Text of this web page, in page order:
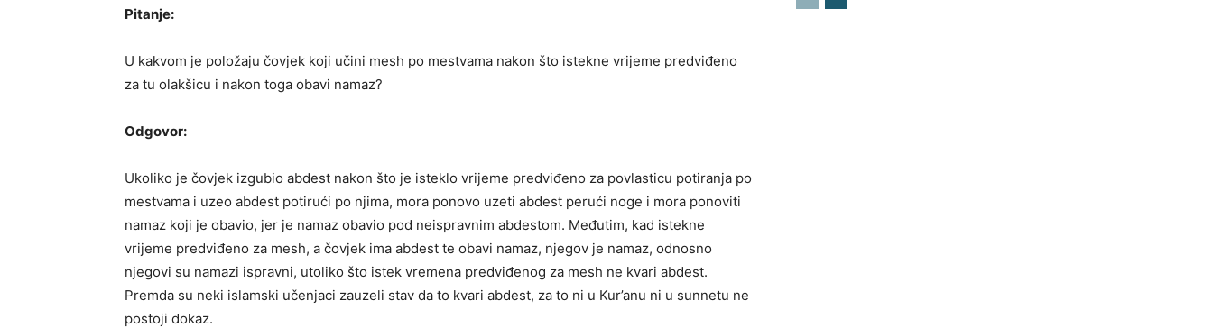
Pitanje:
U kakvom je položaju čovjek koji učini mesh po mestvama nakon što istekne vrijeme predviđeno
za tu olakšicu i nakon toga obavi namaz?
Odgovor:
Ukoliko je čovjek izgubio abdest nakon što je isteklo vrijeme predviđeno za povlasticu potiranja po
mestvama i uzeo abdest potirući po njima, mora ponovo uzeti abdest perući noge i mora ponoviti
namaz koji je obavio, jer je namaz obavio pod neispravnim abdestom. Međutim, kad istekne
vrijeme predviđeno za mesh, a čovjek ima abdest te obavi namaz, njegov je namaz, odnosno
njegovi su namazi ispravni, utoliko što istek vremena predviđenog za mesh ne kvari abdest.
Premda su neki islamski učenjaci zauzeli stav da to kvari abdest, za to ni u Kur’anu ni u sunnetu ne
postoji dokaz.